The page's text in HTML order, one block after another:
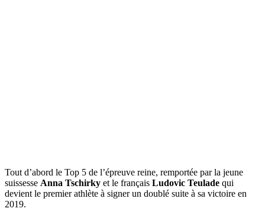
Tout d’abord le Top 5 de l’épreuve reine, remportée par la jeune
suissesse Anna Tschirky et le français Ludovic Teulade qui
devient le premier athlète à signer un doublé suite à sa victoire en
2019.